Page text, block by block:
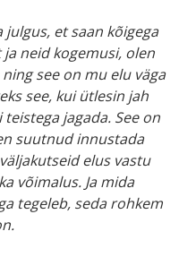
julgus, et saan kõigega
ja neid kogemusi, olen
see on mu elu väga
see, kui ütlesin jah
jagada. See on
suutnud innustada
elus vastu
võimalus. Ja mida
tegeleb, seda rohkem